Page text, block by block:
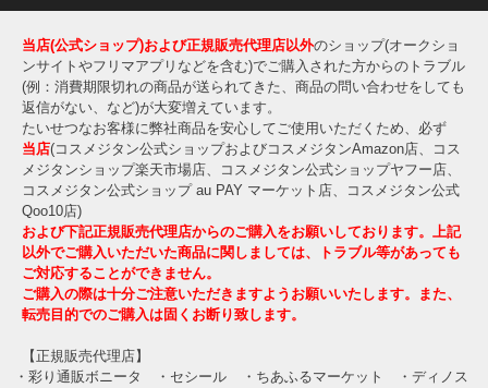
当店(公式ショップ)および正規販売代理店以外のショップ(オークショ
ンサイトやフリマアプリなどを含む)でご購入された方からのトラブル
(例：消費期限切れの商品が送られてきた、商品の問い合わせをしても
返信がない、など)が大変増えています。
たいせつなお客様に弊社商品を安心してご使用いただくため、必ず
当店(コスメジタン公式ショップおよびコスメジタンAmazon店、コス
メジタンショップ楽天市場店、コスメジタン公式ショップヤフー店、
コスメジタン公式ショップ au PAY マーケット店、コスメジタン公式
Qoo10店)
および下記正規販売代理店からのご購入をお願いしております。上記
以外でご購入いただいた商品に関しましては、トラブル等があっても
ご対応することができません。
ご購入の際は十分ご注意いただきますようお願いいたします。また、
転売目的でのご購入は固くお断り致します。
【正規販売代理店】
・彩り通販ボニータ
・セシール ・ちあふるマーケット
・ディノス